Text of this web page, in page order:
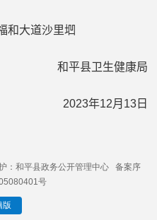
大道沙里垇
和平县卫生健康局
2023年12月 13日
：和平县政务公开管理中心 备案序
号
版